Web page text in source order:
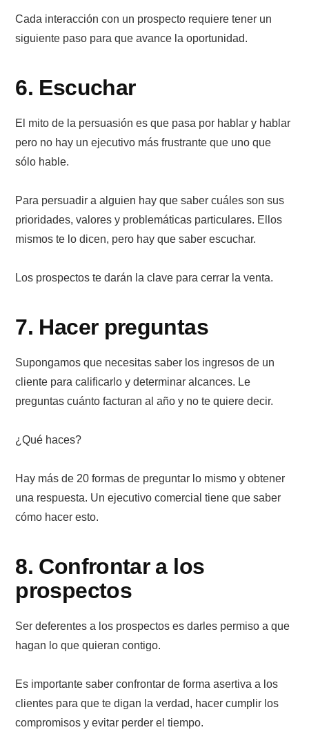
Cada interacción con un prospecto requiere tener un
siguiente paso para que avance la oportunidad.
6. Escuchar
El mito de la persuasión es que pasa por hablar y hablar
pero no hay un ejecutivo más frustrante que uno que
sólo hable.
Para persuadir a alguien hay que saber cuáles son sus
prioridades, valores y problemáticas particulares. Ellos
mismos te lo dicen, pero hay que saber escuchar.
Los prospectos te darán la clave para cerrar la venta.
7. Hacer preguntas
Supongamos que necesitas saber los ingresos de un
cliente para calificarlo y determinar alcances. Le
preguntas cuánto facturan al año y no te quiere decir.
¿Qué haces?
Hay más de 20 formas de preguntar lo mismo y obtener
una respuesta. Un ejecutivo comercial tiene que saber
cómo hacer esto.
8. Confrontar a los
prospectos
Ser deferentes a los prospectos es darles permiso a que
hagan lo que quieran contigo.
Es importante saber confrontar de forma asertiva a los
clientes para que te digan la verdad, hacer cumplir los
compromisos y evitar perder el tiempo.